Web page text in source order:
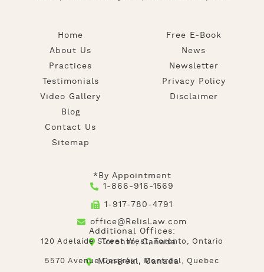
Home
About Us
Practices
Testimonials
Video Gallery
Blog
Contact Us
Sitemap
Free E-Book
News
Newsletter
Privacy Policy
Disclaimer
*By Appointment
1-866-916-1569
1-917-780-4791
office@RelisLaw.com
Additional Offices:
Toronto, Canada
120 Adelaide Street West, Toronto, Ontario
Montréal, Canada
5570 Avenue Casgrain, Montréal, Quebec